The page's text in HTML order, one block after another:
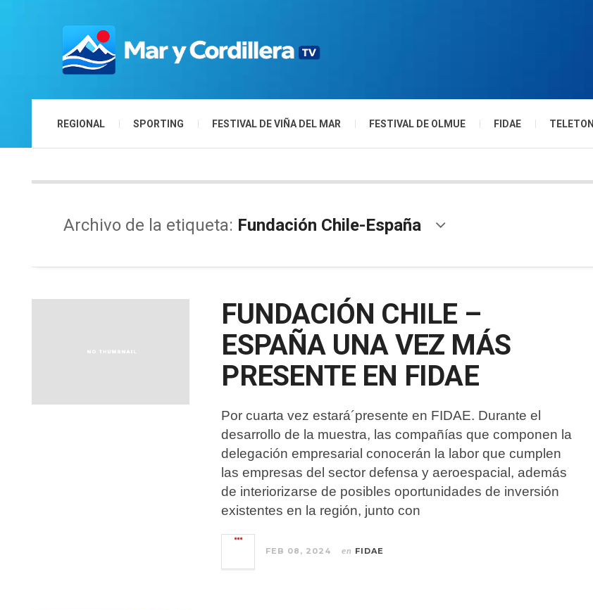
REGIONAL SPORTING FESTIVAL DE VIÑA DEL MAR FESTIVAL DE OLMUE FIDAE TELETON
Archivo de la etiqueta: Fundación Chile-España
FUNDACIÓN CHILE –
ESPAÑA UNA VEZ MÁS
PRESENTE EN FIDAE
Por cuarta vez estará´presente en FIDAE. Durante el
desarrollo de la muestra, las compañías que componen la
delegación empresarial conocerán la labor que cumplen
las empresas del sector defensa y aeroespacial, además
de interiorizarse de posibles oportunidades de inversión
existentes en la región, junto con
FEB 08, 2024 en FIDAE